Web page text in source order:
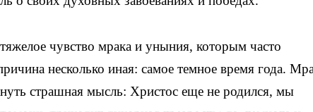
чувство мрака и уныния, которым часто
несколько иная: самое темное время года.
страшная мысль: Христос еще не родился, мы